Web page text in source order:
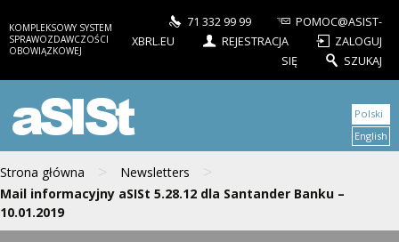
KOMPLEKSOWY SYSTEM
SPRAWOZDAWCZOŚCI
OBOWIĄZKOWEJ
71 332 99 99
POMOC@ASIST-
XBRL.EU
REJESTRACJA
ZALOGUJ
SIĘ
SZUKAJ
aSISt
Strona główna > Newsletters >
Mail informacyjny aSISt 5.28.12 dla Santander Banku –
10.01.2019
Polski
English